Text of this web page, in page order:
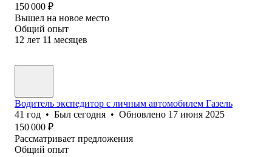
150 000 ₽
Вышел на новое место
Общий опыт
12 лет 11 месяцев
Водитель экспедитор с личным автомобилем Газель
41 год • Был сегодня • Обновлено 17 июня 2025
150 000 ₽
Рассматривает предложения
Общий опыт